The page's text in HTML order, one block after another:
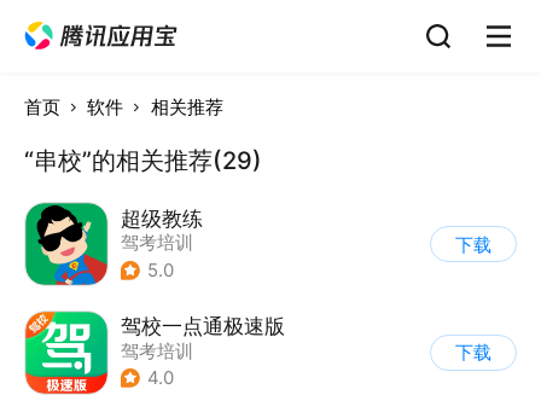
首页 软件 相关推荐
“串校”的相关推荐(29)
超级教练
驾考培训
5.0
下载
驾校一点通极速版
驾考培训
4.0
下载